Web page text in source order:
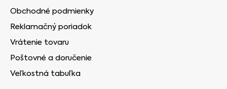
Obchodné podmienky
Reklamačný poriadok
Vrátenie tovaru
Poštovné a doručenie
Veľkostná tabuľka